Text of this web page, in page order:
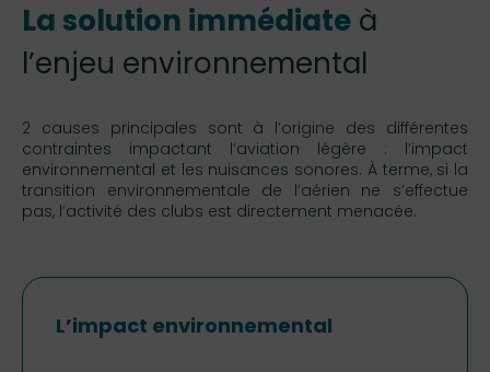
La solution immédiate à
l’enjeu environnemental
2 causes principales sont à l’origine des différentes
contraintes impactant l’aviation légère : l’impact
environnemental et les nuisances sonores. À terme, si la
transition environnementale de l’aérien ne s’effectue
pas, l’activité des clubs est directement menacée.
L’impact environnemental